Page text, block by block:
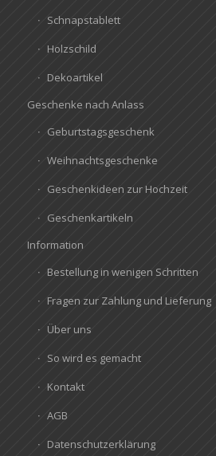
Schnapstablett
Holzschild
Dekoartikel
Geschenke nach Anlass
Geburtstagsgeschenk
Weihnachtsgeschenke
Geschenkideen zur Hochzeit
Geschenkartikeln
Information
Bestellung in wenigen Schritten
Fragen zur Zahlung und Lieferung
Über uns
So wird es gemacht
Kontakt
AGB
Datenschutzerklärung